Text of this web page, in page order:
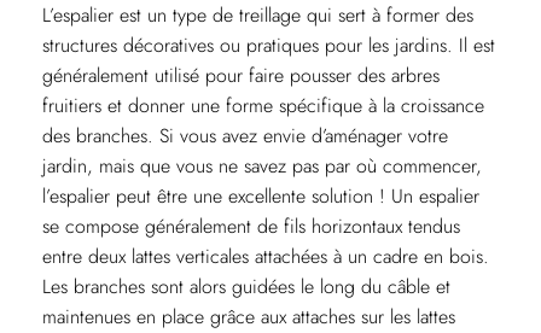
L’espalier est un type de treillage qui sert à former des
structures décoratives ou pratiques pour les jardins. Il est
généralement utilisé pour faire pousser des arbres
fruitiers et donner une forme spécifique à la croissance
des branches. Si vous avez envie d’aménager votre
jardin, mais que vous ne savez pas par où commencer,
l’espalier peut être une excellente solution ! Un espalier
se compose généralement de fils horizontaux tendus
entre deux lattes verticales attachées à un cadre en bois.
Les branches sont alors guidées le long du câble et
maintenues en place grâce aux attaches sur les lattes